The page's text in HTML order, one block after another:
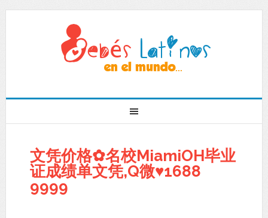
文凭价格✿名校MiamiOH毕业
证成绩单文凭,Q微♥1688
9999